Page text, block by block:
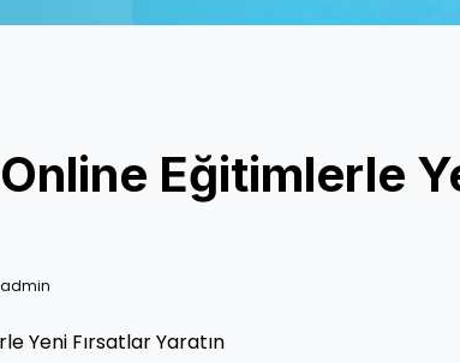
Eğitimlerle
admin
Yeni Fırsatlar Yaratın